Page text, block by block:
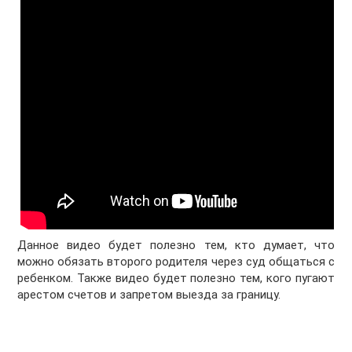
Данное видео будет полезно тем, кто думает, что
можно обязать второго родителя через суд общаться с
ребенком. Также видео будет полезно тем, кого пугают
арестом счетов и запретом выезда за границу.